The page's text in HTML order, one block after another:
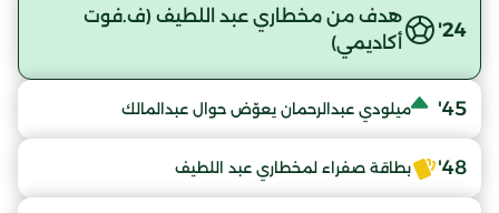
24'
هدف من مخطاري عبد اللطيف (ف.فوت
أكاديمي)
45' ميلودي عبدالرحمان يعوّض حوال عبدالمالك
48' بطاقة صفراء لمخطاري عبد اللطيف